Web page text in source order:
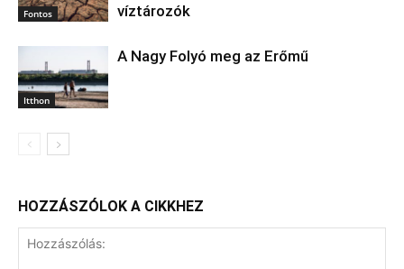
Fontos
víztározók
Itthon
A Nagy Folyó meg az Erőmű
HOZZÁSZÓLOK A CIKKHEZ